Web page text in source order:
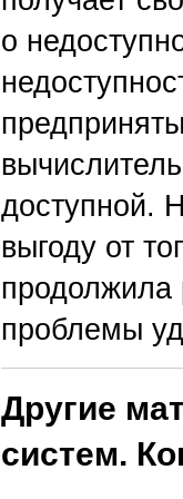
о
доступной.
выгоду от
продолжила
проблемы
Другие
систем.